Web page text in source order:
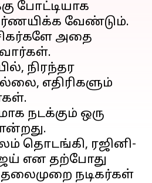
போட்டியாக
வேண்டும்.
அதை
நிரந்தர
எதிரிகளும்
நடக்கும் ஒரு
தொடங்கி, ரஜினி-
என தற்போது
நடிகர்கள்